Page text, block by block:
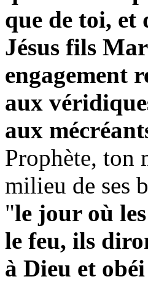
que de toi, et
Jésus fils
engagement
aux
aux
Prophète, ton
milieu de ses
"le jour où
le feu, ils
à Dieu et